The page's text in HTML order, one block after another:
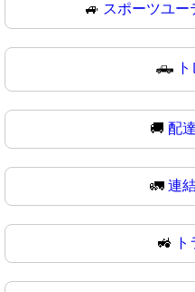
🚙 スポーツユー
🛻
🚚 配
🚛 連
🚜